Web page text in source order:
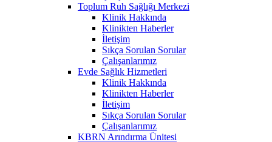
Toplum Ruh Sağlığı Merkezi
Klinik Hakkında
Klinikten Haberler
İletişim
Sıkça Sorulan Sorular
Çalışanlarımız
Evde Sağlık Hizmetleri
Klinik Hakkında
Klinikten Haberler
İletişim
Sıkça Sorulan Sorular
Çalışanlarımız
KBRN Arındırma Ünitesi